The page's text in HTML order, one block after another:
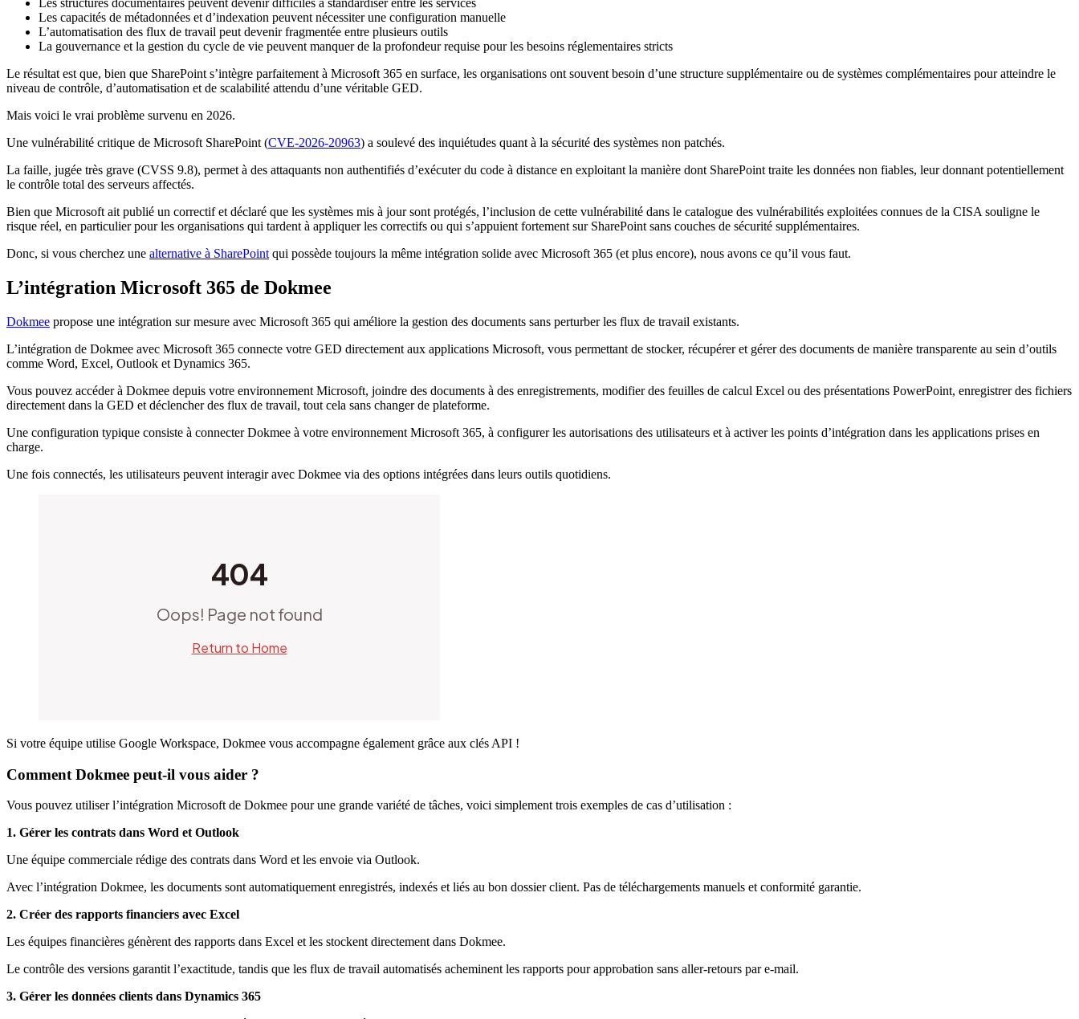
Les structures documentaires peuvent devenir difficiles à standardiser entre les services
Les capacités de métadonnées et d’indexation peuvent nécessiter une configuration manuelle
L’automatisation des flux de travail peut devenir fragmentée entre plusieurs outils
La gouvernance et la gestion du cycle de vie peuvent manquer de la profondeur requise pour les besoins réglementaires stricts
Le résultat est que, bien que SharePoint s’intègre parfaitement à Microsoft 365 en surface, les organisations ont souvent besoin d’une structure supplémentaire ou de systèmes complémentaires pour atteindre le
niveau de contrôle, d’automatisation et de scalabilité attendu d’une véritable GED.
Mais voici le vrai problème survenu en 2026.
Une vulnérabilité critique de Microsoft SharePoint (CVE-2026-20963) a soulevé des inquiétudes quant à la sécurité des systèmes non patchés.
La faille, jugée très grave (CVSS 9.8), permet à des attaquants non authentifiés d’exécuter du code à distance en exploitant la manière dont SharePoint traite les données non fiables, leur donnant potentiellement
le contrôle total des serveurs affectés.
Bien que Microsoft ait publié un correctif et déclaré que les systèmes mis à jour sont protégés, l’inclusion de cette vulnérabilité dans le catalogue des vulnérabilités exploitées connues de la CISA souligne le
risque réel, en particulier pour les organisations qui tardent à appliquer les correctifs ou qui s’appuient fortement sur SharePoint sans couches de sécurité supplémentaires.
Donc, si vous cherchez une alternative à SharePoint qui possède toujours la même intégration solide avec Microsoft 365 (et plus encore), nous avons ce qu’il vous faut.
L’intégration Microsoft 365 de Dokmee
Dokmee propose une intégration sur mesure avec Microsoft 365 qui améliore la gestion des documents sans perturber les flux de travail existants.
L’intégration de Dokmee avec Microsoft 365 connecte votre GED directement aux applications Microsoft, vous permettant de stocker, récupérer et gérer des documents de manière transparente au sein d’outils
comme Word, Excel, Outlook et Dynamics 365.
Vous pouvez accéder à Dokmee depuis votre environnement Microsoft, joindre des documents à des enregistrements, modifier des feuilles de calcul Excel ou des présentations PowerPoint, enregistrer des fichiers
directement dans la GED et déclencher des flux de travail, tout cela sans changer de plateforme.
Une configuration typique consiste à connecter Dokmee à votre environnement Microsoft 365, à configurer les autorisations des utilisateurs et à activer les points d’intégration dans les applications prises en
charge.
Une fois connectés, les utilisateurs peuvent interagir avec Dokmee via des options intégrées dans leurs outils quotidiens.
Si votre équipe utilise Google Workspace, Dokmee vous accompagne également grâce aux clés API !
Comment Dokmee peut-il vous aider ?
Vous pouvez utiliser l’intégration Microsoft de Dokmee pour une grande variété de tâches, voici simplement trois exemples de cas d’utilisation :
1. Gérer les contrats dans Word et Outlook
Une équipe commerciale rédige des contrats dans Word et les envoie via Outlook.
Avec l’intégration Dokmee, les documents sont automatiquement enregistrés, indexés et liés au bon dossier client. Pas de téléchargements manuels et conformité garantie.
2. Créer des rapports financiers avec Excel
Les équipes financières génèrent des rapports dans Excel et les stockent directement dans Dokmee.
Le contrôle des versions garantit l’exactitude, tandis que les flux de travail automatisés acheminent les rapports pour approbation sans aller-retours par e-mail.
3. Gérer les données clients dans Dynamics 365